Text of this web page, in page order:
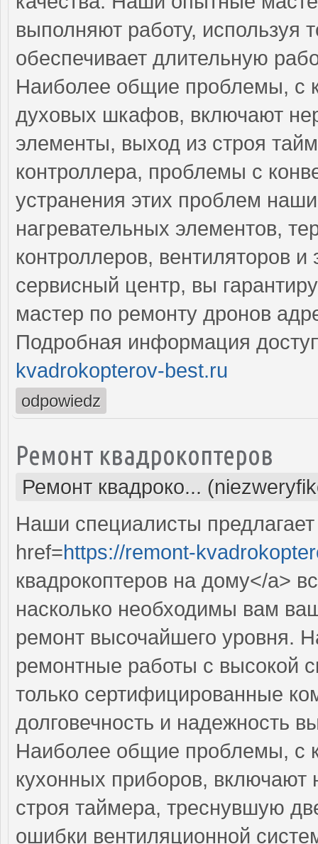
выполняют работу, используя
обеспечивает длительную
Наиболее общие проблемы, с
духовых шкафов, включают
элементы, выход из строя
контроллера, проблемы с
устранения этих проблем
нагревательных элементов,
контроллеров, вентиляторов
сервисный центр, вы
мастер по ремонту дронов
Подробная информация
kvadrokopterov-best.ru
odpowiedz
Ремонт квадрокоптеров
Ремонт квадроко...
Наши специалисты
href=https://remont-
квадрокоптеров на дому</a>
насколько необходимы вам
ремонт высочайшего уровня.
ремонтные работы с высокой
только сертифицированные
долговечность и надежность
Наиболее общие проблемы, с
кухонных приборов, включают
строя таймера, треснувшую
ошибки вентиляционной